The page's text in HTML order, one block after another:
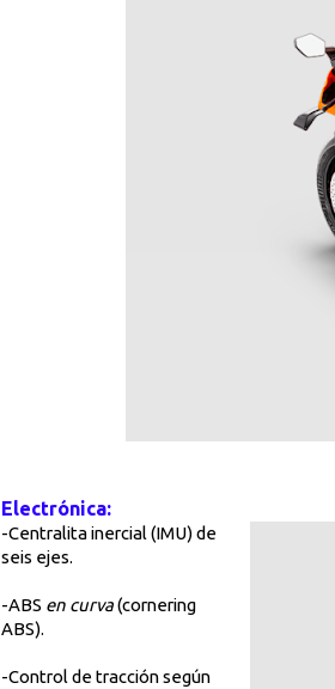
Electrónica:
-Centralita inercial (IMU) de
seis ejes.
-ABS en curva(cornering
ABS).
-Control de tracción según